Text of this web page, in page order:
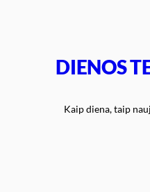
DIENOS
Kaip diena, taip